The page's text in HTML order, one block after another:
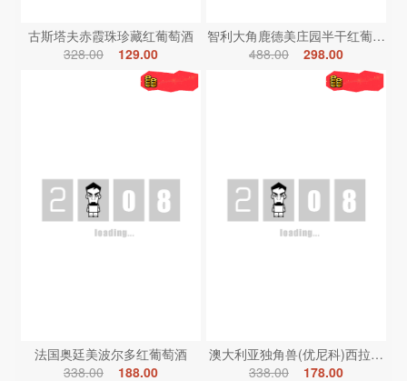
古斯塔夫赤霞珠珍藏红葡萄酒
328.00
129.00
智利大角鹿德美庄园半干红葡萄酒
488.00
298.00
法国奥廷美波尔多红葡萄酒
338.00
188.00
澳大利亚独角兽(优尼科)西拉红葡
338.00
178.00